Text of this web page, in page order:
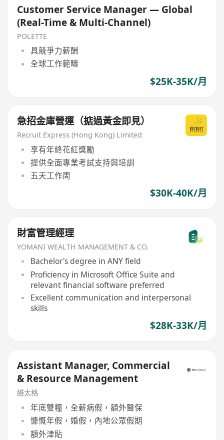
Customer Service Manager — Global
(Real-Time & Multi-Channel)
POLETTE
具競爭力薪酬
全球工作範疇
$25K-35K/月
急招金庫營運（掂過黃金即見）
Recruit Express (Hong Kong) Limited
享有年終花紅獎勵
提供全面專業考試支持與培訓
五天工作周
$30K-40K/月
財富管理經理
YOMANI WEALTH MANAGEMENT & CO.
Bachelor's degree in ANY field
Proficiency in Microsoft Office Suite and
relevant financial software preferred
Excellent communication and interpersonal
skills
$28K-33K/月
Assistant Manager, Commercial
& Resource Management
維太格
年底雙糧，全薪病假，額外醫保
慷慨年假，婚假，內地公眾假期
額外津貼